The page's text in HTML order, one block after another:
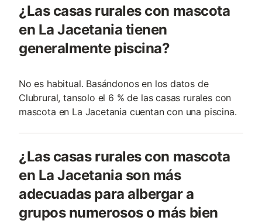
¿Las casas rurales con mascota
en La Jacetania tienen
generalmente piscina?
No es habitual. Basándonos en los datos de
Clubrural, tansolo el 6 % de las casas rurales con
mascota en La Jacetania cuentan con una piscina.
¿Las casas rurales con mascota
en La Jacetania son más
adecuadas para albergar a
grupos numerosos o más bien